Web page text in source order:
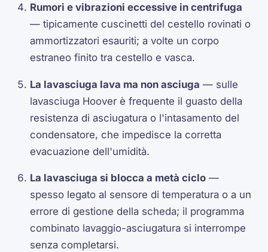
Rumori e vibrazioni eccessive in centrifuga
— tipicamente cuscinetti del cestello rovinati o
ammortizzatori esauriti; a volte un corpo
estraneo finito tra cestello e vasca.
La lavasciuga lava ma non asciuga — sulle
lavasciuga Hoover è frequente il guasto della
resistenza di asciugatura o l'intasamento del
condensatore, che impedisce la corretta
evacuazione dell'umidità.
La lavasciuga si blocca a metà ciclo —
spesso legato al sensore di temperatura o a un
errore di gestione della scheda; il programma
combinato lavaggio-asciugatura si interrompe
senza completarsi.